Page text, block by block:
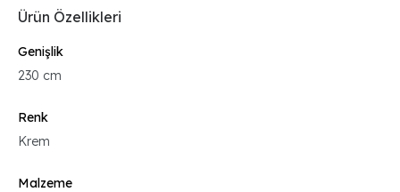
Ürün Özellikleri
Genişlik
230 cm
Renk
Krem
Malzeme